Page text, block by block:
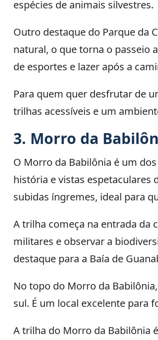
espécies de animais silvestres.
Outro destaque do Parque da
natural, o que torna o passeio
de esportes e lazer após a
Para quem quer desfrutar de
trilhas acessíveis e um
3. Morro da
O Morro da Babilônia é um
história e vistas espetaculares
subidas íngremes, ideal para
A trilha começa na entrada da
militares e observar a
destaque para a Baía de
No topo do Morro da
sul. É um local excelente para
A trilha do Morro da Babilônia